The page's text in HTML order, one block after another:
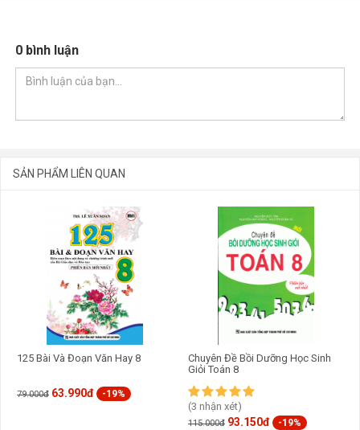
luyện tập và phát triển các kĩ năng phát âm, đọc, nói và viết.
Các để kiểm tra bám sát các chủ đề của mỗi bài học
0 bình luận
GỬI BÌNH LUẬN
SẢN PHẨM LIÊN QUAN
125 Bài Và Đoạn Văn Hay 8
79.000đ 63.990đ -19%
Chuyên Đề Bồi Dưỡng Học Sinh
Giỏi Toán 8
(3 nhận xét)
115.000đ 93.150đ -19%